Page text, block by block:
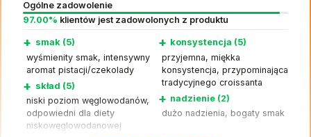
Ogólne zadowolenie
97.00% klientów jest zadowolonych z produktu
+ smak (5)
wyśmienity smak, intensywny
aromat pistacji/czekolady
+ skład (5)
niski poziom węglowodanów,
odpowiedni dla diety
niskowęglowodanowej
+ konsystencja (5)
przyjemna, miękka
konsystencja, przypominająca
tradycyjnego croissanta
+ nadzienie (2)
dużo nadzienia, bogaty smak